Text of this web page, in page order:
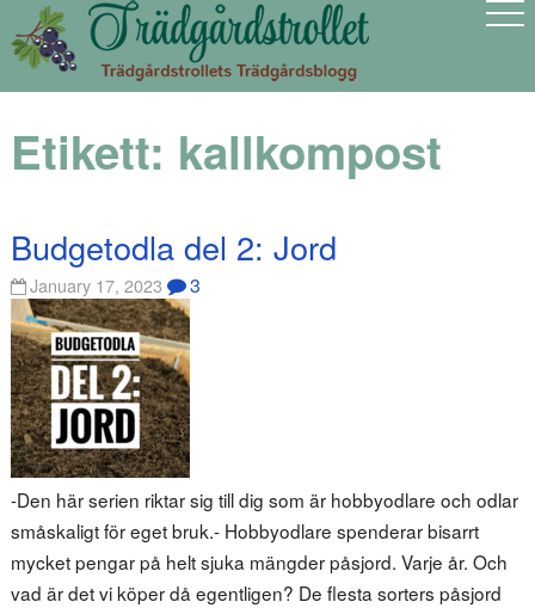
Etikett: kallkompost
Budgetodla del 2: Jord
January 17, 2023 3
-Den här serien riktar sig till dig som är hobbyodlare och odlar
småskaligt för eget bruk.- Hobbyodlare spenderar bisarrt
mycket pengar på helt sjuka mängder påsjord. Varje år. Och
vad är det vi köper då egentligen? De flesta sorters påsjord